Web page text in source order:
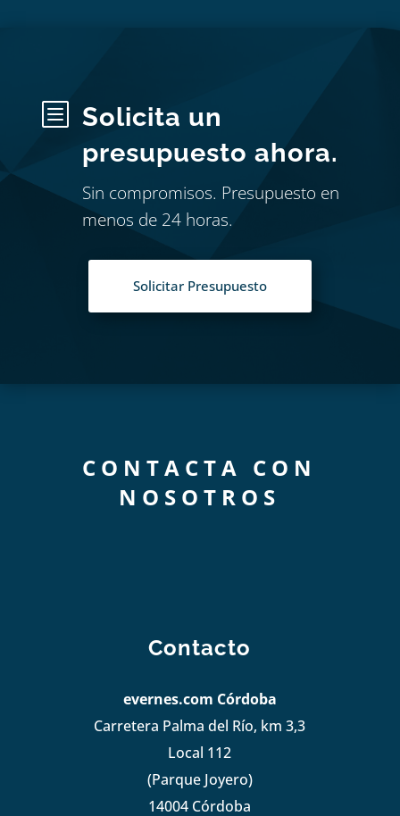
b
Solicita un
presupuesto ahora.
Sin compromisos. Presupuesto en
menos de 24 horas.
Solicitar Presupuesto
CONTACTA CON
NOSOTROS
Contacto
evernes.com Córdoba
Carretera Palma del Río, km 3,3
Local 112
(Parque Joyero)
14004 Córdoba